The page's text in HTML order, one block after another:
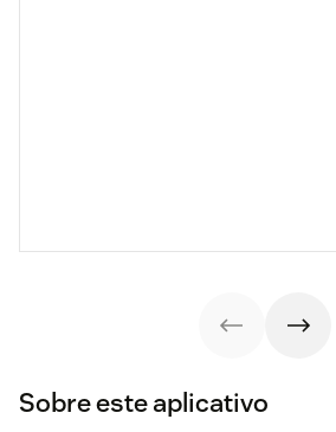
Sobre este aplicativo